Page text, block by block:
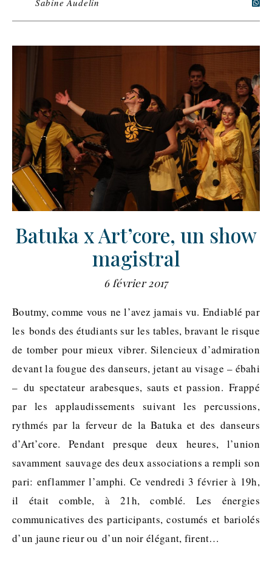
Sabine Audelin
Batuka x Art’core, un show
magistral
6 février 2017
Boutmy, comme vous ne l’avez jamais vu. Endiablé par
les bonds des étudiants sur les tables, bravant le risque
de tomber pour mieux vibrer. Silencieux d’admiration
devant la fougue des danseurs, jetant au visage – ébahi
– du spectateur arabesques, sauts et passion. Frappé
par les applaudissements suivant les percussions,
rythmés par la ferveur de la Batuka et des danseurs
d’Art’core. Pendant presque deux heures, l’union
savamment sauvage des deux associations a rempli son
pari: enflammer l’amphi. Ce vendredi 3 février à 19h,
il était comble, à 21h, comblé. Les énergies
communicatives des participants, costumés et bariolés
d’un jaune rieur ou d’un noir élégant, firent…